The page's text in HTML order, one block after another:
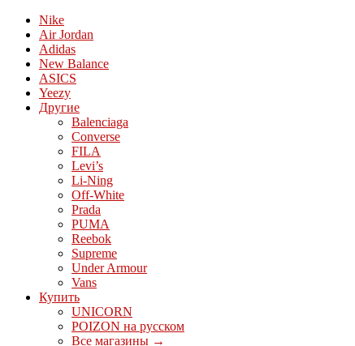
Nike
Air Jordan
Adidas
New Balance
ASICS
Yeezy
Другие
Balenciaga
Converse
FILA
Levi’s
Li-Ning
Off-White
Prada
PUMA
Reebok
Supreme
Under Armour
Vans
Купить
UNICORN
POIZON на русском
Все магазины →